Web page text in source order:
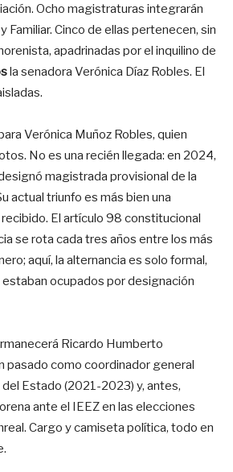
Ocho magistraturas integrarán
Familiar. Cinco de ellas pertenecen, sin
apadrinadas por el inquilino de
la senadora Verónica Díaz Robles. El
Verónica Muñoz Robles, quien
No es una recién llegada: en 2024,
magistrada provisional de la
actual triunfo es más bien una
El artículo 98 constitucional
se rota cada tres años entre los más
aquí, la alternancia es solo formal,
ocupados por designación
Ricardo Humberto
pasado como coordinador general
Estado (2021-2023) y, antes,
ante el IEEZ en las elecciones
Cargo y camiseta política, todo en